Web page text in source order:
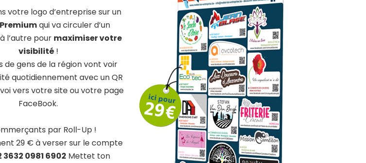
COMMUNICATION
INFORMATIQUE
OPTICIEN
SANTE
votre logo d’entreprise sur un
qui va circuler d’un
l’autre pour maximiser votre
visibilité!
de gens de la région vont voir
quotidiennement avec un QR
vers votre site ou votre page
FaceBook.
par Roll-Up !
29 € à verser sur le compte
3632 0981 6902 Mettet ton